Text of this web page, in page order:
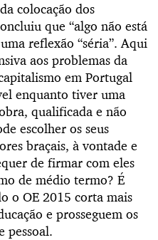
colocação dos
que “algo não está
reflexão “séria”. Aqui
aos problemas da
em Portugal
enquanto tiver uma
qualificada e não
escolher os seus
braçais, à vontade e
de firmar com eles
de médio termo? É
o OE 2015 corta mais
e prosseguem os
pessoal.